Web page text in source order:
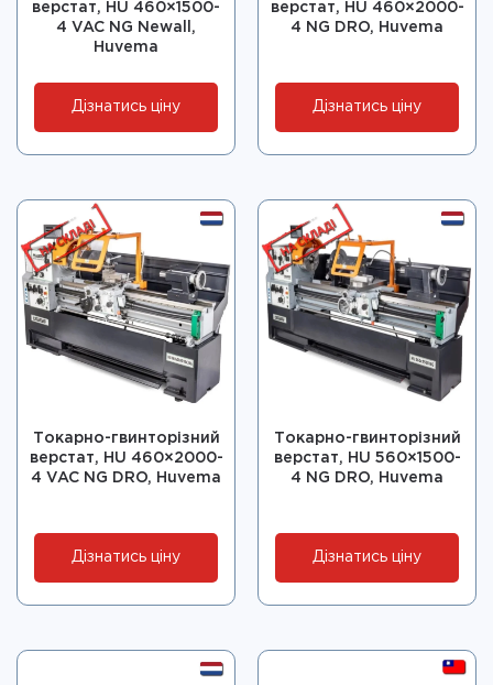
верстат, HU 460×1500-
4 VAC NG Newall,
Huvema
Дізнатись ціну
верстат, HU 460×2000-
4 NG DRO, Huvema
Дізнатись ціну
Токарно-гвинторізний
верстат, HU 460×2000-
4 VAC NG DRO, Huvema
Дізнатись ціну
Токарно-гвинторізний
верстат, HU 560×1500-
4 NG DRO, Huvema
Дізнатись ціну